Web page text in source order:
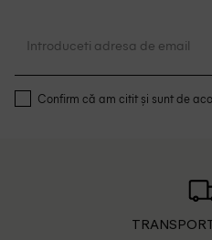
Confirm că am citit și sunt de